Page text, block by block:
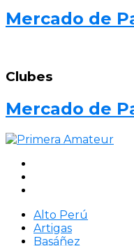
Mercado de
Clubes
Mercado de
Alto Perú
Artigas
Basáñez